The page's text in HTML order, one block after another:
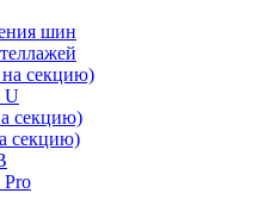
шин
на секцию)
U
секцию)
секцию)